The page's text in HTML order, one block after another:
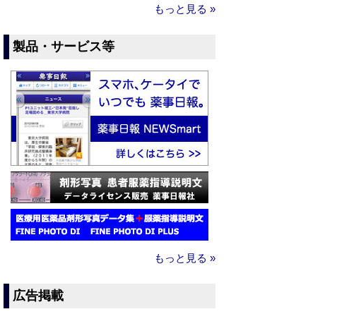
もっと見る »
製品・サービス等
もっと見る »
広告掲載